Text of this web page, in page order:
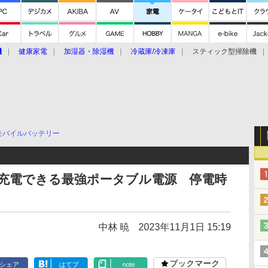
健康家電 加湿器・除湿機 冷蔵庫/冷凍庫 スティック型掃除機
バイルバッテリー
電できる最強ポータブル電源 停電時
中林 暁 2023年11月1日 15:19
シェア はてブ note ブックマーク